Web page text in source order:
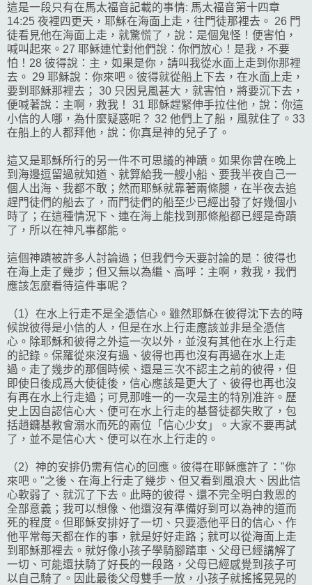
這是一段只有在馬太福音記載的事情: 馬太福音第十四章
14:25 夜裡四更天，耶穌在海面上走，往門徒那裡去。 26 門
徒看見他在海面上走，就驚慌了，說：是個鬼怪！便害怕，
喊叫起來。27 耶穌連忙對他們說：你們放心！是我，不要
怕！28 彼得說：主，如果是你，請叫我從水面上走到你那裡
去。 29 耶穌說：你來吧。彼得就從船上下去，在水面上走，
要到耶穌那裡去； 30 只因見風甚大，就害怕，將要沉下去，
便喊著說：主啊，救我！ 31 耶穌趕緊伸手拉住他，說：你這
小信的人哪，為什麼疑惑呢？ 32 他們上了船，風就住了。33
在船上的人都拜他，說：你真是神的兒子了。
這又是耶穌所行的另一件不可思議的神蹟。如果你曾在晚上
到海邊逗留過就知道、就算給我一艘小船、要我半夜自己一
個人出海、我都不敢；然而耶穌就靠著兩條腿，在半夜去追
趕門徒們的船去了，而門徒們的船至少已經出發了好幾個小
時了；在這種情況下、連在海上能找到那條船都已經是奇蹟
了，所以在神凡事都能。
這個神蹟被許多人討論過；但我們今天要討論的是：彼得也
在海上走了幾步；但又無以為繼、高呼：主啊，救我，我們
應該怎麼看待這件事呢？
（1）在水上行走不是全憑信心。雖然耶穌在彼得沈下去的時
候說彼得是小信的人，但是在水上行走應該並非是全憑信
心。除耶穌和彼得之外這一次以外，並沒有其他在水上行走
的記錄。保羅從來沒有過、彼得也再也沒有再過在水上走
過。走了幾步的那個時候、還是三次不認主之前的彼得，但
即使日後成爲大使徒後，信心應該是更大了、彼得也再也沒
有再在水上行走過；可見那唯一的一次是主的特別准許。歷
史上因自認信心大、便可在水上行走的基督徒都失敗了，包
括趙鏞基教會溺水而死的兩位「信心少女」。大家不要再試
了，並不是信心大、便可以在水上行走的。
（2）神的安排仍需有信心的回應。彼得在耶穌應許了："你
來吧。"之後、在海上行走了幾步、但又看到風浪大、因此信
心軟弱了、就沉了下去。此時的彼得、還不完全明白救恩的
全部意義；我可以想像、他還沒有準備好到可以為神的道而
死的程度。但耶穌安排好了一切、只要憑他平日的信心、作
他平常每天都在作的事，就是好好走路；就可以從海面上走
到耶穌那裡去。就好像小孩子學騎腳踏車、父母已經講解了
一切、可能還扶騎了好長的一段路，父母已經感覺到孩子可
以自己騎了。因此最後父母雙手一放，小孩子就搖搖晃晃的